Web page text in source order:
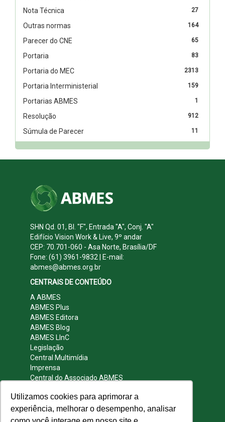
Utilizamos cookies para aprimorar a
experiência, melhorar o desempenho, analisar
27
Nota Técnica
164
Outras normas
65
Parecer do CNE
83
Portaria
2313
Portaria do MEC
159
Portaria Interministerial
1
Portarias ABMES
912
Resolução
11
Súmula de Parecer
SHN Qd. 01, Bl. "F", Entrada "A", Conj. "A"
Edifício Vision Work & Live, 9º andar
CEP: 70.701-060 - Asa Norte, Brasília/DF
Fone: (61) 3961-9832 | E-mail:
abmes@abmes.org.br
CENTRAIS DE CONTEÚDO
A ABMES
ABMES Plus
ABMES Editora
ABMES Blog
ABMES LInC
Legislação
Central Multimídia
Imprensa
Central do Associado ABMES